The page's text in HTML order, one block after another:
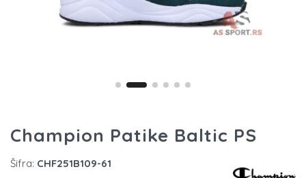
Champion Patike Baltic PS
Šifra: CHF251B109-61